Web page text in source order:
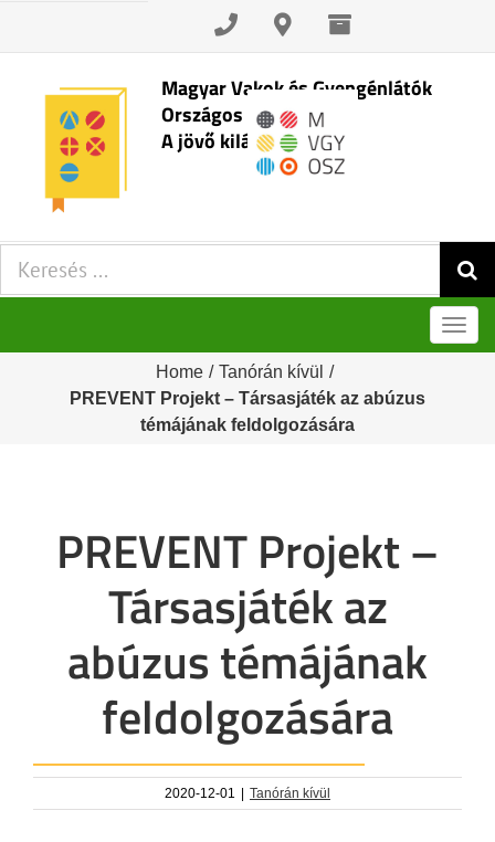
Skip
content
Magyar Vakok és Gyengénlátók
Országos Szövetsége
A jövő kilátásai
Keresés:
Home / Tanórán kívül /
PREVENT Projekt – Társasjáték az abúzus
témájának feldolgozására
PREVENT Projekt –
Társasjáték az
abúzus témájának
feldolgozására
2020-12-01 | Tanórán kívül